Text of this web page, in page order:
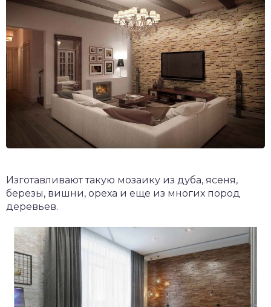
Изготавливают такую мозаику из дуба, ясеня,
березы, вишни, ореха и еще из многих пород
деревьев.